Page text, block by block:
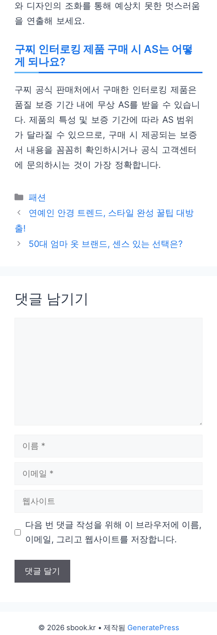
와 디자인의 조화를 통해 예상치 못한 멋스러움
을 연출해 보세요.
구찌 인터로킹 제품 구매 시 AS는 어떻
게 되나요?
구찌 공식 판매처에서 구매한 인터로킹 제품은
품질 보증 기간 내에 무상 AS를 받을 수 있습니
다. 제품의 특성 및 보증 기간에 따라 AS 범위
가 달라질 수 있으므로, 구매 시 제공되는 보증
서 내용을 꼼꼼히 확인하시거나 공식 고객센터
에 문의하시는 것이 가장 정확합니다.
카
테
패션
연예인 안경 트렌드, 스타일 완성 꿀팁 대방
출!
50대 엄마 옷 브랜드, 센스 있는 선택은?
댓글 남기기
다음 번 댓글 작성을 위해 이 브라우저에 이름,
이메일, 그리고 웹사이트를 저장합니다.
© 2026 sbook.kr• 제작됨 GeneratePress